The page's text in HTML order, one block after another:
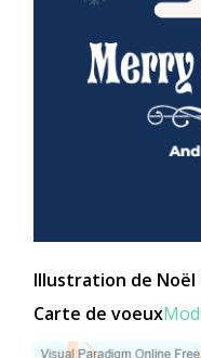
Illustration de Noël
Carte de voeux